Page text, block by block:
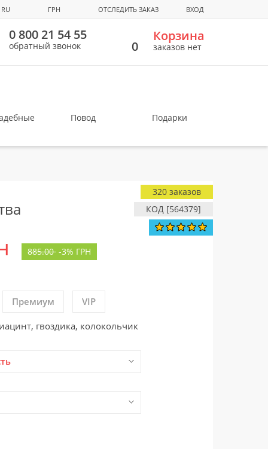
RU ГРН ОТСЛЕДИТЬ ЗАКАЗ ВХОД
0 800 21 54 55
обратный звонок 0
Корзина
заказов нет
Повод Подарки
КОД [564379]
320 заказов
885.00 -3% ГРН
Премиум VIP
гвоздика, колокольчик